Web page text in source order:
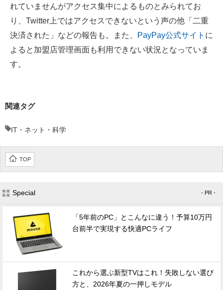
れていませんがアクセス集中によるものとみられてお
り、Twitter上ではアクセスできないという声の他「二重
決済された」などの報告も。また、
PayPay公式サイト に
よると加盟店管理画面も利用できない状況となっていま
す。
関連タグ
IT・ネット・科学
TOP
Special - PR -
「5年前のPC」とこんなに違う！予算10万円
台前半で実現する快適PCライフ
これから選ぶ新型TVはこれ！失敗しない選び
方と、2026年夏の一押しモデル